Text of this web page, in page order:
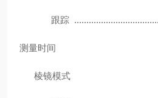
跟踪
测量时间
棱镜模式